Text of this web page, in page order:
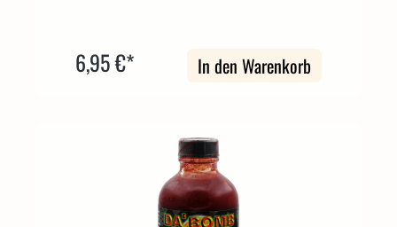
6,95 €* In den Warenkorb